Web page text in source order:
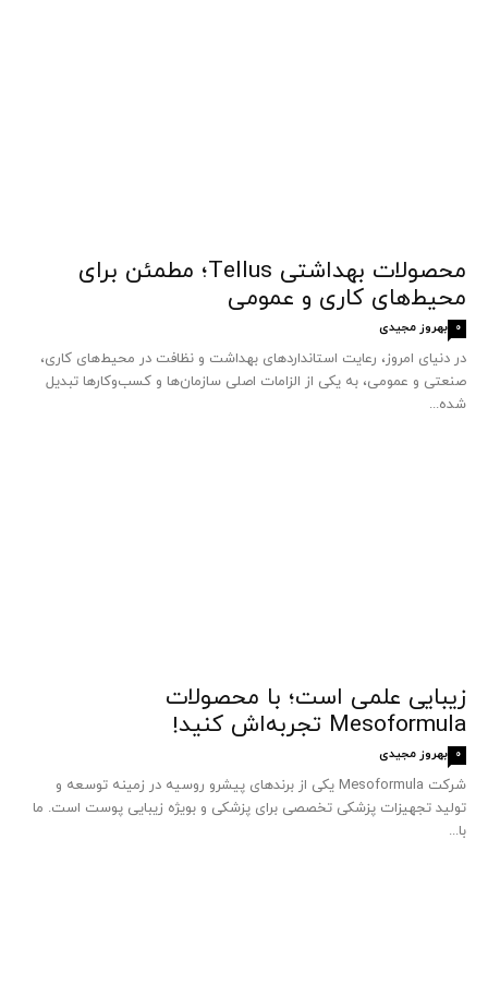
محصولات بهداشتی Tellus؛ مطمئن برای
محیط‌های کاری و عمومی
بهروز مجیدی 0
در دنیای امروز، رعایت استانداردهای بهداشت و نظافت در محیط‌های کاری،
صنعتی و عمومی، به یکی از الزامات اصلی سازمان‌ها و کسب‌وکارها تبدیل
شده...
زیبایی علمی است؛ با محصولات
Mesoformula تجربه‌اش کنید!
بهروز مجیدی 0
شرکت Mesoformula یکی از برندهای پیشرو روسیه در زمینه توسعه و
تولید تجهیزات پزشکی تخصصی برای پزشکی و بویژه زیبایی پوست است. ما
با...